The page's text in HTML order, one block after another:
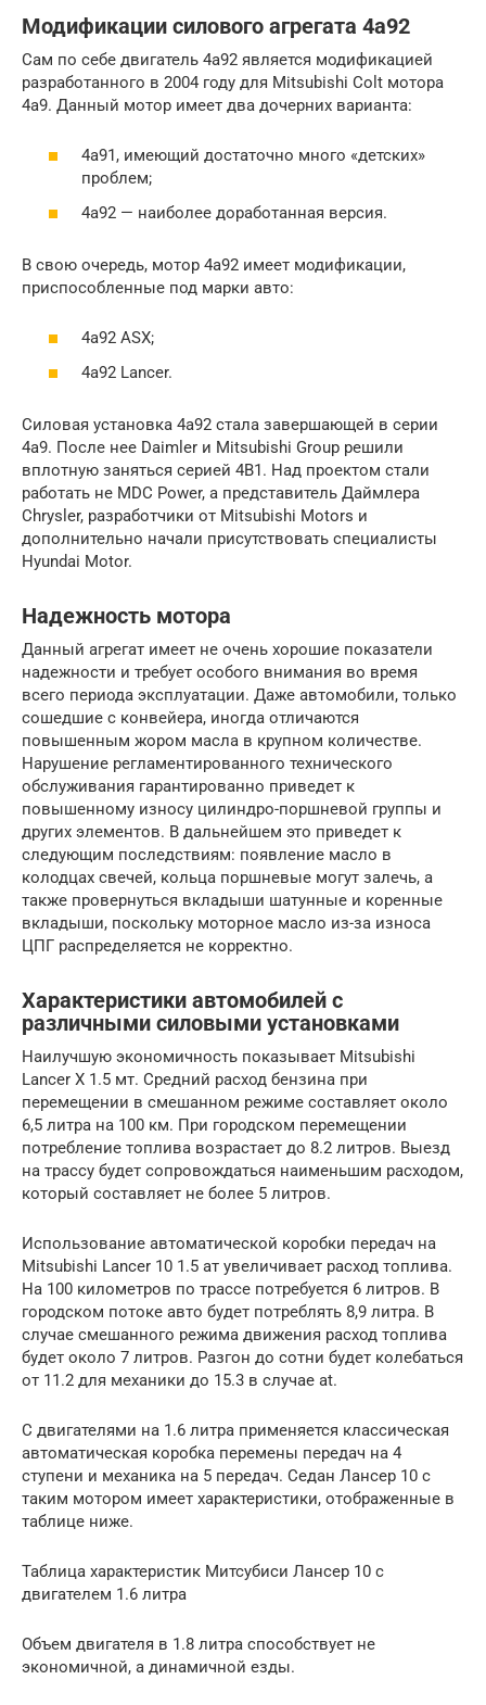
Модификации силового агрегата 4a92
Сам по себе двигатель 4a92 является модификацией
разработанного в 2004 году для Mitsubishi Colt мотора
4a9. Данный мотор имеет два дочерних варианта:
4a91, имеющий достаточно много «детских»
проблем;
4a92 — наиболее доработанная версия.
В свою очередь, мотор 4a92 имеет модификации,
приспособленные под марки авто:
4a92 ASX;
4a92 Lancer.
Силовая установка 4a92 стала завершающей в серии
4a9. После нее Daimler и Mitsubishi Group решили
вплотную заняться серией 4B1. Над проектом стали
работать не MDC Power, а представитель Даймлера
Chrysler, разработчики от Mitsubishi Motors и
дополнительно начали присутствовать специалисты
Hyundai Motor.
Надежность мотора
Данный агрегат имеет не очень хорошие показатели
надежности и требует особого внимания во время
всего периода эксплуатации. Даже автомобили, только
сошедшие с конвейера, иногда отличаются
повышенным жором масла в крупном количестве.
Нарушение регламентированного технического
обслуживания гарантированно приведет к
повышенному износу цилиндро-поршневой группы и
других элементов. В дальнейшем это приведет к
следующим последствиям: появление масло в
колодцах свечей, кольца поршневые могут залечь, а
также провернуться вкладыши шатунные и коренные
вкладыши, поскольку моторное масло из-за износа
ЦПГ распределяется не корректно.
Характеристики автомобилей с
различными силовыми установками
Наилучшую экономичность показывает Mitsubishi
Lancer X 1.5 мт. Средний расход бензина при
перемещении в смешанном режиме составляет около
6,5 литра на 100 км. При городском перемещении
потребление топлива возрастает до 8.2 литров. Выезд
на трассу будет сопровождаться наименьшим расходом,
который составляет не более 5 литров.
Использование автоматической коробки передач на
Mitsubishi Lancer 10 1.5 ат увеличивает расход топлива.
На 100 километров по трассе потребуется 6 литров. В
городском потоке авто будет потреблять 8,9 литра. В
случае смешанного режима движения расход топлива
будет около 7 литров. Разгон до сотни будет колебаться
от 11.2 для механики до 15.3 в случае at.
С двигателями на 1.6 литра применяется классическая
автоматическая коробка перемены передач на 4
ступени и механика на 5 передач. Седан Лансер 10 с
таким мотором имеет характеристики, отображенные в
таблице ниже.
Таблица характеристик Митсубиси Лансер 10 с
двигателем 1.6 литра
Объем двигателя в 1.8 литра способствует не
экономичной, а динамичной езды.